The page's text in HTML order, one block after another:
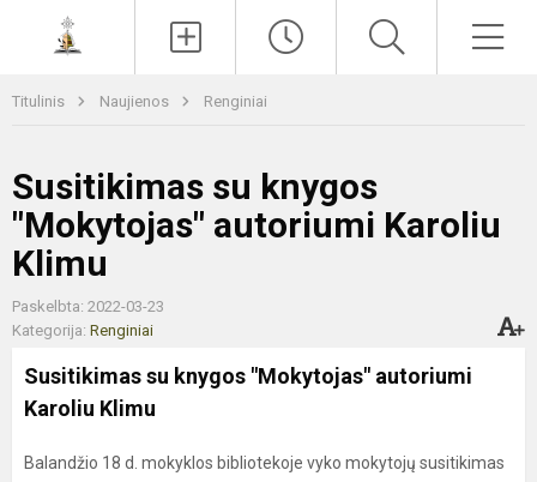
Titulinis Naujienos Renginiai
Susitikimas su knygos
"Mokytojas" autoriumi Karoliu
Klimu
Paskelbta: 2022-03-23
Kategorija: Renginiai
Susitikimas su knygos "Mokytojas" autoriumi
Karoliu Klimu
Balandžio 18 d. mokyklos bibliotekoje vyko mokytojų susitikimas